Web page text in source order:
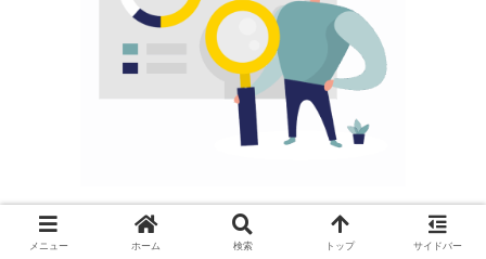
三井住友カード ゴールド（NL）の入会要件の安定継続収
メニュー ホーム 検索 トップ サイドバー